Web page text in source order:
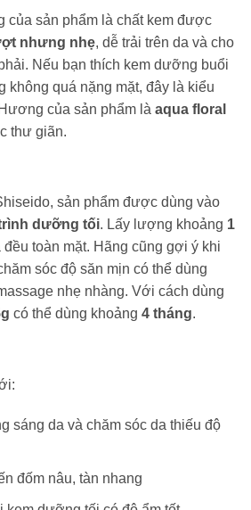
của sản phẩm là chất kem được
nhưng nhẹ, dễ trải trên da và cho
Nếu bạn thích kem dưỡng buổi
không quá nặng mặt, đây là kiểu
của sản phẩm là aqua floral
thư giãn.
sản phẩm được dùng vào
dưỡng tối. Lấy lượng khoảng 1
đều toàn mặt. Hãng cũng gợi ý khi
sóc độ săn mịn có thể dùng
nhẹ nhàng. Với cách dùng
có thể dùng khoảng 4 tháng.
sáng da và chăm sóc da thiếu độ
đốm nâu, tàn nhang